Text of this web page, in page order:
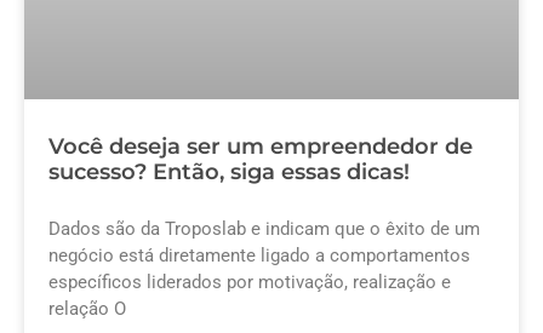
Você deseja ser um empreendedor de
sucesso? Então, siga essas dicas!
Dados são da Troposlab e indicam que o êxito de um
negócio está diretamente ligado a comportamentos
específicos liderados por motivação, realização e
relação O